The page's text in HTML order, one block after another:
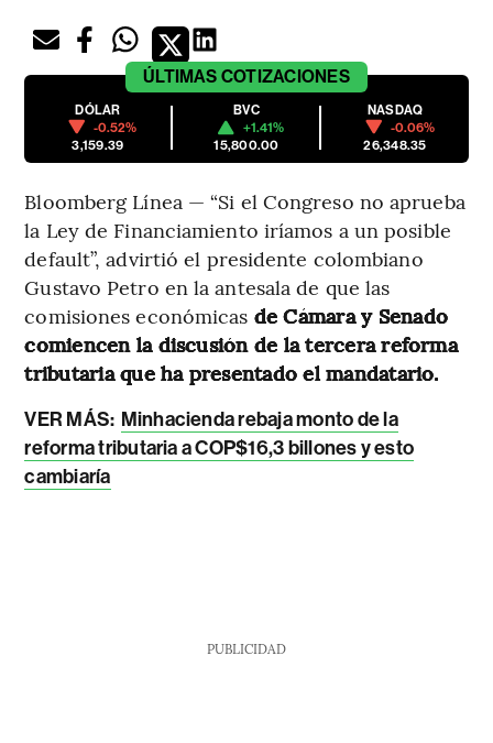
ÚLTIMAS COTIZACIONES
DÓLAR
-0.52%
3,159.39
BVC
+1.41%
15,800.00
NASDAQ
-0.06%
26,348.35
Bloomberg Línea — “Si el Congreso no aprueba
la Ley de Financiamiento iríamos a un posible
default”, advirtió el presidente colombiano
Gustavo Petro en la antesala de que las
comisiones económicas de Cámara y Senado
comiencen la discusión de la tercera reforma
tributaria que ha presentado el mandatario.
VER MÁS: Minhacienda rebaja monto de la
reforma tributaria a COP$16,3 billones y esto
cambiaría
PUBLICIDAD